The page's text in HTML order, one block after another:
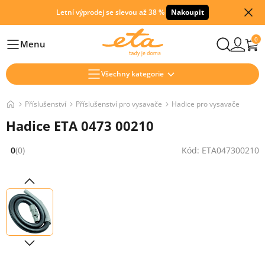
Letní výprodej se slevou až 38 % Nakoupit
HlavníMenu 0
Všechny kategorie
Příslušenství Příslušenství pro vysavače Hadice pro vysavače
Hadice ETA 0473 00210
Hodnocení: 0 z 5 (0 recenzí)
0(0) Kód: ETA047300210